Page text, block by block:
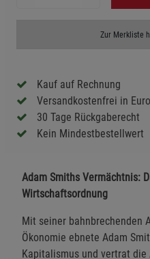
Zur Merkliste
Kauf auf Rechnung
Versandkostenfrei in
30 Tage Rückgaberecht
Kein Mindestbestellwert
Adam Smiths Vermächtnis:
Wirtschaftsordnung
Mit seiner bahnbrechenden
Ökonomie ebnete Adam
Kapitalismus und vertrat